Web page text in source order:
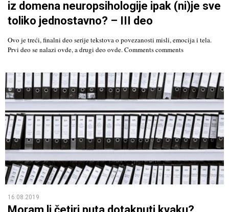
iz domena neuropsihologije ipak (ni)je sve
toliko jednostavno? – III deo
Ovo je treći, finalni deo serije tekstova o povezanosti misli, emocija i tela.
Prvi deo se nalazi ovde, a drugi deo ovde. Comments comments
16.08.2019